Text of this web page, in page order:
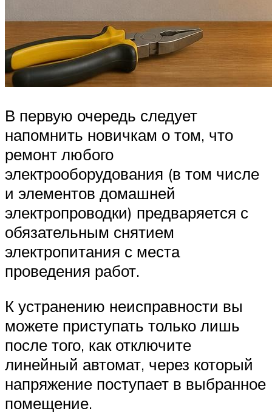
В первую очередь следует
напомнить новичкам о том, что
ремонт любого
электрооборудования (в том числе
и элементов домашней
электропроводки) предваряется с
обязательным снятием
электропитания с места
проведения работ.
К устранению неисправности вы
можете приступать только лишь
после того, как отключите
линейный автомат, через который
напряжение поступает в выбранное
помещение.